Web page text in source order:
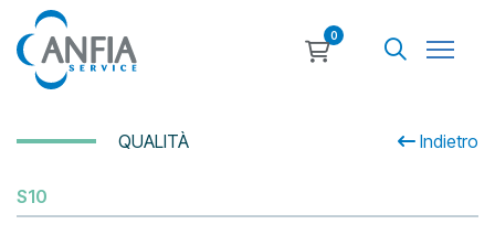
0
QUALITÀ Indietro
S10